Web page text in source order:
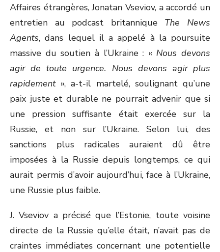
Affaires étrangères, Jonatan Vseviov, a accordé un
entretien au podcast britannique The News
Agents, dans lequel il a appelé à la poursuite
massive du soutien à l’Ukraine : « Nous devons
agir de toute urgence. Nous devons agir plus
rapidement», a-t-il martelé, soulignant qu’une
paix juste et durable ne pourrait advenir que si
une pression suffisante était exercée sur la
Russie, et non sur l’Ukraine. Selon lui, des
sanctions plus radicales auraient dû être
imposées à la Russie depuis longtemps, ce qui
aurait permis d’avoir aujourd’hui, face à l’Ukraine,
une Russie plus faible.
J. Vseviov a précisé que l’Estonie, toute voisine
directe de la Russie qu’elle était, n’avait pas de
craintes immédiates concernant une potentielle